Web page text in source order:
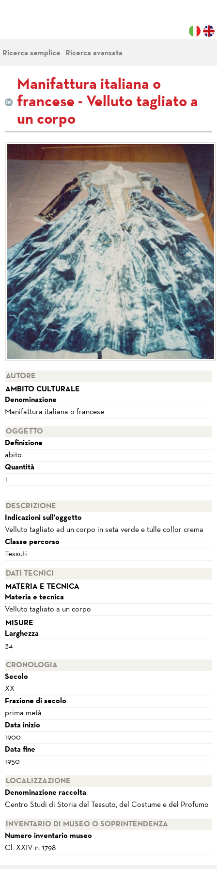
Ricerca semplice Ricerca avanzata
Manifattura italiana o
francese - Velluto tagliato a
un corpo
AUTORE
AMBITO CULTURALE
Denominazione
Manifattura italiana o francese
OGGETTO
Definizione
abito
Quantità
1
DESCRIZIONE
Indicazioni sull'oggetto
Velluto tagliato ad un corpo in seta verde e tulle collor crema
Classe percorso
Tessuti
DATI TECNICI
MATERIA E TECNICA
Materia e tecnica
Velluto tagliato a un corpo
MISURE
Larghezza
34
CRONOLOGIA
Secolo
XX
Frazione di secolo
prima metà
Data inizio
1900
Data fine
1950
LOCALIZZAZIONE
Denominazione raccolta
Centro Studi di Storia del Tessuto, del Costume e del Profumo
INVENTARIO DI MUSEO O SOPRINTENDENZA
Numero inventario museo
Cl. XXIV n. 1798